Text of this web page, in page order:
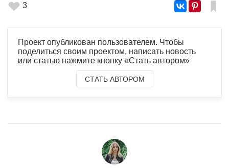
3
Проект опубликован пользователем. Чтобы
поделиться своим проектом, написать новость
или статью нажмите кнопку «Стать автором»
СТАТЬ АВТОРОМ